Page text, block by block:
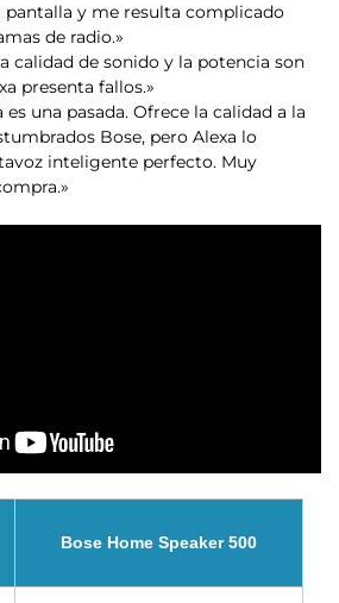
pantalla y me resulta complicado
de radio.»
calidad de sonido y la potencia son
presenta fallos.»
es una pasada. Ofrece la calidad a la
Bose, pero Alexa lo
inteligente perfecto. Muy
Bose Home Speaker 500